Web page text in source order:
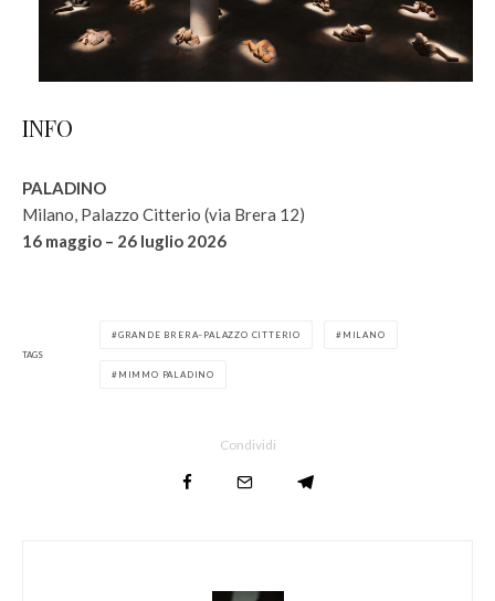
INFO
PALADINO
Milano, Palazzo Citterio (via Brera 12)
16 maggio – 26 luglio 2026
TAGS
GRANDE BRERA–PALAZZO CITTERIO MILANO
MIMMO PALADINO
Condividi